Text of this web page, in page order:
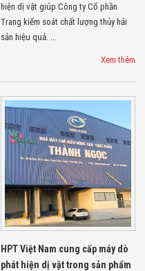
hiện dị vật giúp Công ty Cổ phần
Trang kiểm soát chất lượng thủy hải
sản hiệu quả. ...
Xem thêm
HPT Việt Nam cung cấp máy dò
phát hiện dị vật trong sản phẩm